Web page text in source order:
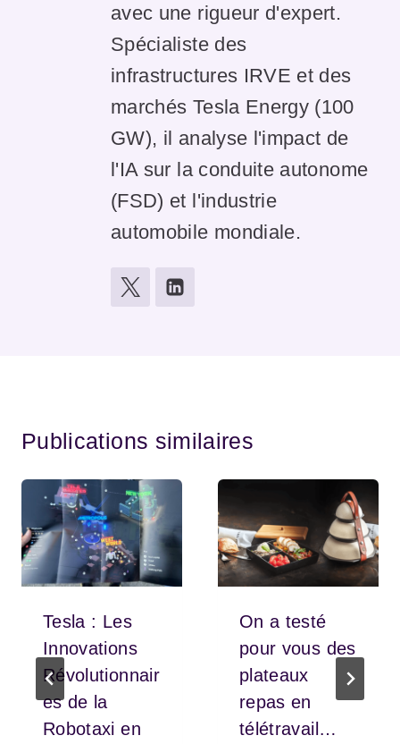
avec une rigueur d'expert.
Spécialiste des
infrastructures IRVE et des
marchés Tesla Energy (100
GW), il analyse l'impact de
l'IA sur la conduite autonome
(FSD) et l'industrie
automobile mondiale.
Publications similaires
Tesla : Les
Innovations
Révolutionnair
es de la
Robotaxi en
On a testé
pour vous des
plateaux
repas en
télétravail…